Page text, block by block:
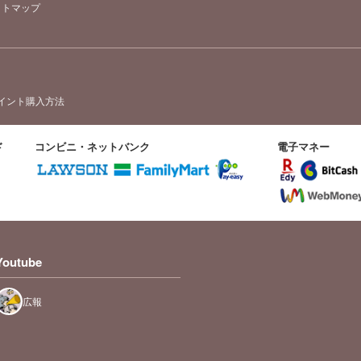
マップ
ント購入方法
コンビニ・ネットバンク 電子マネー
広報